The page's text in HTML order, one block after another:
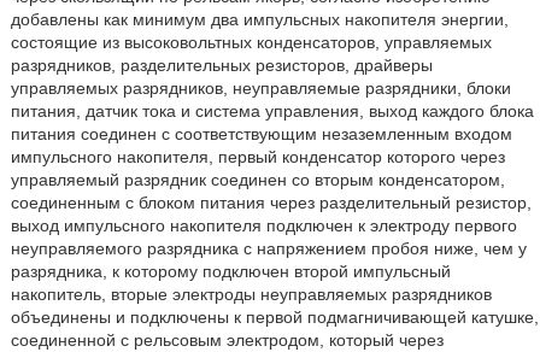
добавлены как минимум два импульсных накопителя энергии,
состоящие из высоковольтных конденсаторов, управляемых
разрядников, разделительных резисторов, драйверы
управляемых разрядников, неуправляемые разрядники, блоки
питания, датчик тока и система управления, выход каждого блока
питания соединен с соответствующим незаземленным входом
импульсного накопителя, первый конденсатор которого через
управляемый разрядник соединен со вторым конденсатором,
соединенным с блоком питания через разделительный резистор,
выход импульсного накопителя подключен к электроду первого
неуправляемого разрядника с напряжением пробоя ниже, чем у
разрядника, к которому подключен второй импульсный
накопитель, вторые электроды неуправляемых разрядников
объединены и подключены к первой подмагничивающей катушке,
соединенной с рельсовым электродом, который через